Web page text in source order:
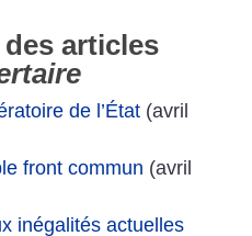
articles
de l’État(avril
front commun (avril
inégalités actuelles